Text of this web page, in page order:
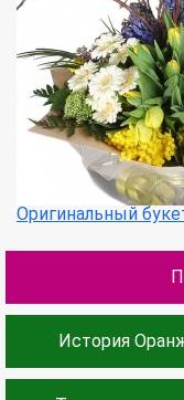
Оригинальный
История